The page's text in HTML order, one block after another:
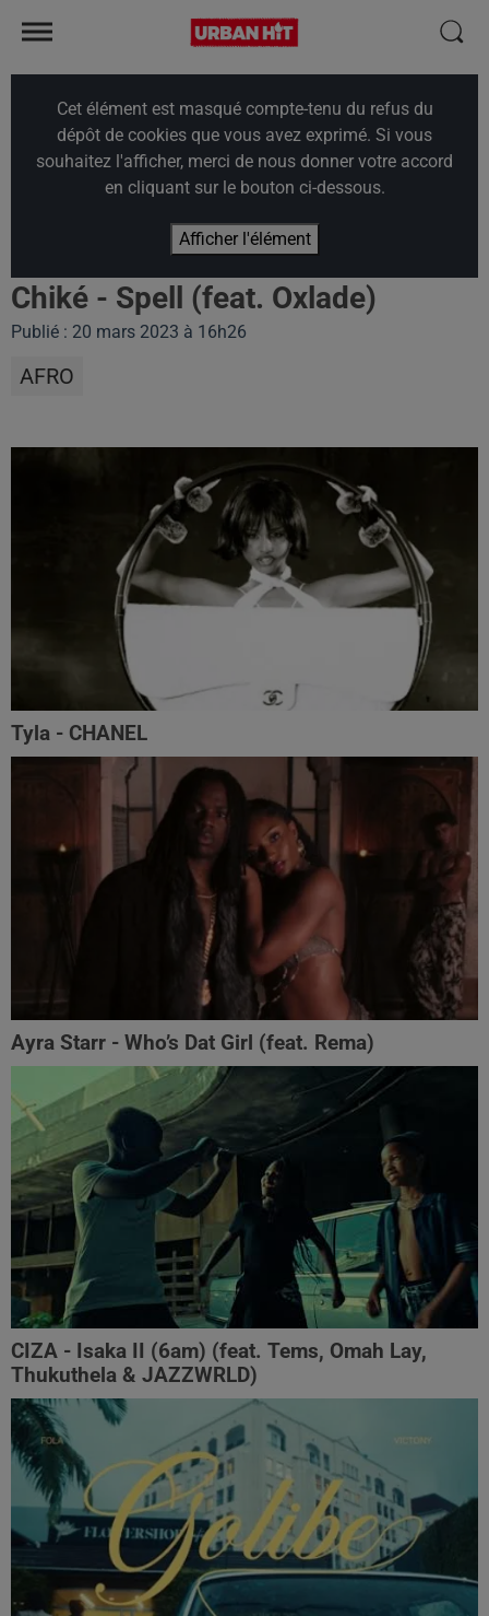
Cet élément est masqué compte-tenu du refus du
dépôt de cookies que vous avez exprimé. Si vous
souhaitez l'afficher, merci de nous donner votre accord
en cliquant sur le bouton ci-dessous.
Afficher l'élément
Chiké - Spell (feat. Oxlade)
Publié : 20 mars 2023 à 16h26
AFRO
Tyla - CHANEL
Ayra Starr - Who’s Dat Girl (feat. Rema)
CIZA - Isaka II (6am) (feat. Tems, Omah Lay,
Thukuthela & JAZZWRLD)